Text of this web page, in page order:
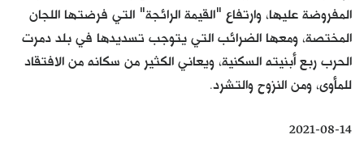
بالصورة
كتّابنا
الأرشيف
المفروضة عليها، وارتفاع "القيمة الرائجة" التي فرضتها اللجان
المختصة، ومعها الضرائب التي يتوجب تسديدها في بلد دمرت
الحرب ربع أبنيته السكنية، ويعاني الكثير من سكانه من الافتقاد
للمأوى، ومن النزوح والتشرد.
2021-08-14